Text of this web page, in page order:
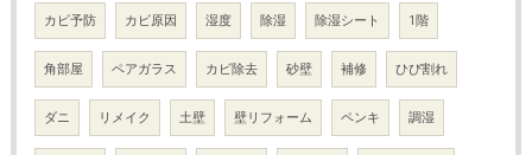
カビ予防 カビ原因 湿度 除湿 除湿シート 1階
角部屋 ペアガラス カビ除去 砂壁 補修 ひび割れ
ダニ リメイク 土壁 壁リフォーム ペンキ 調湿